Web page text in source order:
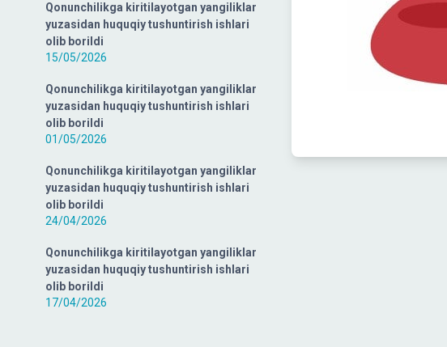
Qonunchilikga kiritilayotgan yangiliklar
yuzasidan huquqiy tushuntirish ishlari
olib borildi
15/05/2026
Qonunchilikga kiritilayotgan yangiliklar
yuzasidan huquqiy tushuntirish ishlari
olib borildi
01/05/2026
Qonunchilikga kiritilayotgan yangiliklar
yuzasidan huquqiy tushuntirish ishlari
olib borildi
24/04/2026
Qonunchilikga kiritilayotgan yangiliklar
yuzasidan huquqiy tushuntirish ishlari
olib borildi
17/04/2026